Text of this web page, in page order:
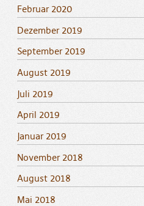
Februar 2020
Dezember 2019
September 2019
August 2019
Juli 2019
April 2019
Januar 2019
November 2018
August 2018
Mai 2018